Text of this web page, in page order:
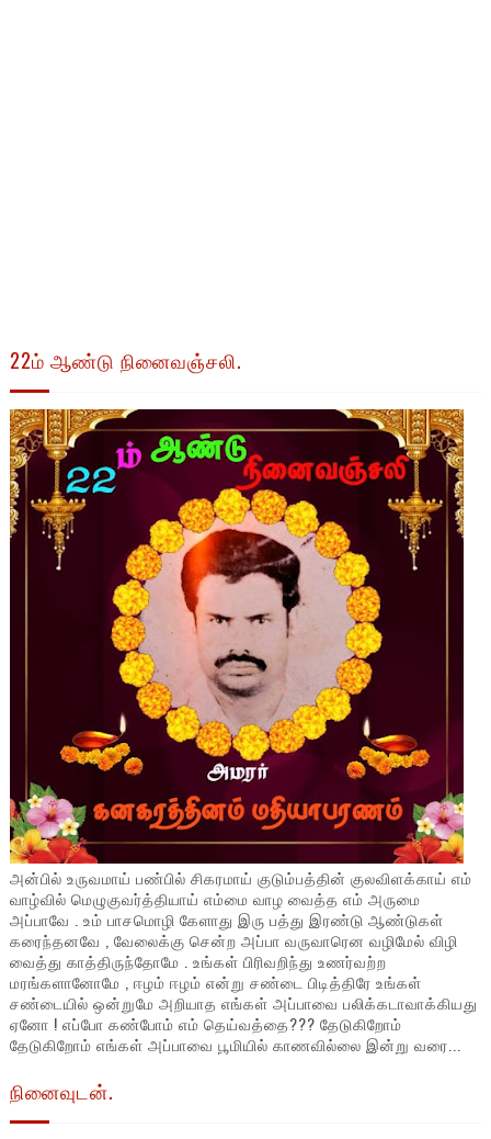
22ம் ஆண்டு நினைவஞ்சலி.
அன்பில் உருவமாய் பண்பில் சிகரமாய் குடும்பத்தின் குலவிளக்காய் எம்
வாழ்வில் மெழுகுவர்த்தியாய் எம்மை வாழ வைத்த எம் அருமை
அப்பாவே . உம் பாசமொழி கேளாது இரு பத்து இரண்டு ஆண்டுகள்
கரைந்தனவே , வேலைக்கு சென்ற அப்பா வருவாரென வழிமேல் விழி
வைத்து காத்திருந்தோமே . உங்கள் பிரிவறிந்து உணர்வற்ற
மரங்களானோமே , ஈழம் ஈழம் என்று சண்டை பிடித்திரே உங்கள்
சண்டையில் ஒன்றுமே அறியாத எங்கள் அப்பாவை பலிக்கடாவாக்கியது
ஏனோ ! எப்போ கண்போம் எம் தெய்வத்தை??? தேடுகிறோம்
தேடுகிறோம் எங்கள் அப்பாவை பூமியில் காணவில்லை இன்று வரை...
நினைவுடன்.